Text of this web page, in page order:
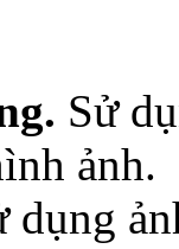
Sử
ảnh.
dụng